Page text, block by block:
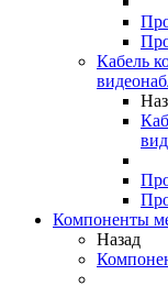
Кабель
Компоненты
Назад